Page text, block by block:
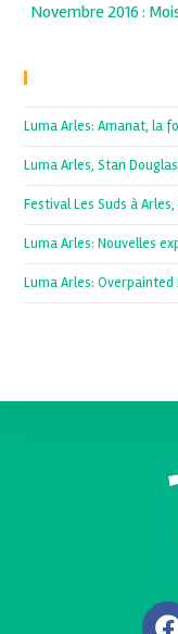
Novembre 2016 :
Luma Arles: Amanat, la
Luma Arles, Stan Douglas
Festival Les Suds à
Luma Arles: Nouvelles
Luma Arles: